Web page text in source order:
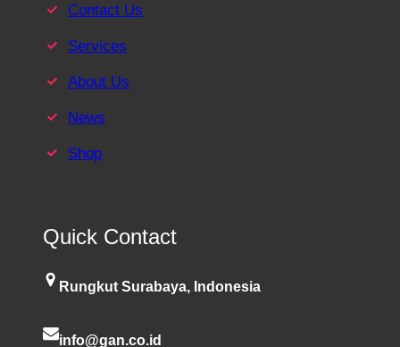
Contact Us
Services
About Us
News
Shop
Quick Contact
Rungkut Surabaya, Indonesia
info@gan.co.id